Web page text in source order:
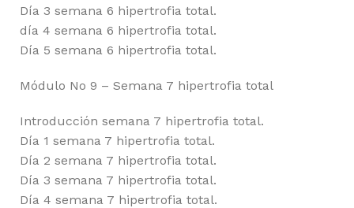
Día 3 semana 6 hipertrofia total.
día 4 semana 6 hipertrofia total.
Día 5 semana 6 hipertrofia total.
Módulo No 9 – Semana 7 hipertrofia total
Introducción semana 7 hipertrofia total.
Día 1 semana 7 hipertrofia total.
Día 2 semana 7 hipertrofia total.
Día 3 semana 7 hipertrofia total.
Día 4 semana 7 hipertrofia total.